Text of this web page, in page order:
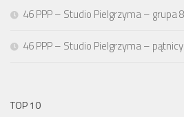
46 PPP – Studio Pielgrzyma – grupa
46 PPP – Studio Pielgrzyma –
TOP 10